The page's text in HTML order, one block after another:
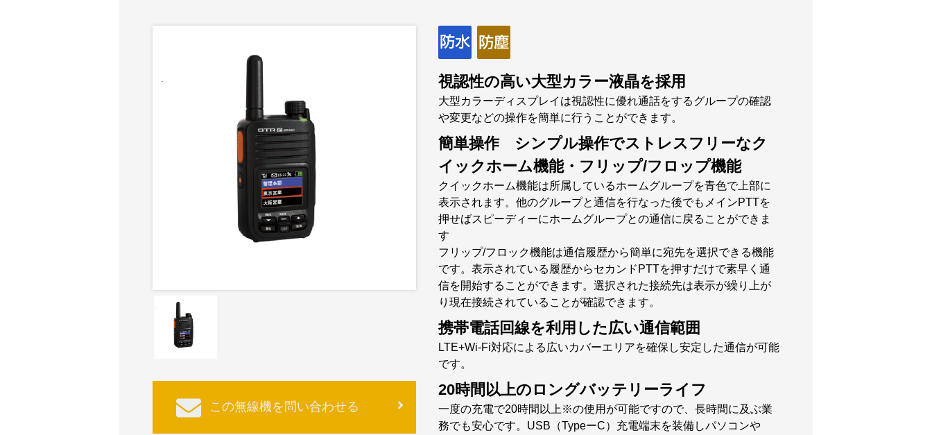
この無線機を問い合わせる
視認性の高い大型カラー液晶を採用
大型カラーディスプレイは視認性に優れ通話をするグループの確認
や変更などの操作を簡単に行うことができます。
簡単操作 シンプル操作でストレスフリーなク
イックホーム機能・フリップ/フロップ機能
クイックホーム機能は所属しているホームグループを青色で上部に
表示されます。他のグループと通信を行なった後でもメインPTTを
押せばスピーディーにホームグループとの通信に戻ることができま
す
フリップ/フロック機能は通信履歴から簡単に宛先を選択できる機能
です。表示されている履歴からセカンドPTTを押すだけで素早く通
信を開始することができます。選択された接続先は表示が繰り上が
り現在接続されていることが確認できます。
携帯電話回線を利用した広い通信範囲
LTE+Wi-Fi対応による広いカバーエリアを確保し安定した通信が可能
です。
20時間以上のロングバッテリーライフ
一度の充電で20時間以上※の使用が可能ですので、長時間に及ぶ業
務でも安心です。USB（TypeーC）充電端末を装備しパソコンや